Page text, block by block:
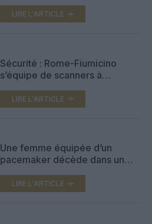
bagages
LIRE L'ARTICLE
Sécurité : Rome-Fiumicino
s’équipe de scanners à
LIRE L'ARTICLE
Une femme équipée d’un
pacemaker décède dans un
LIRE L'ARTICLE